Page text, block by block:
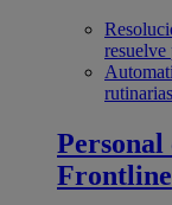
resuelve
rutinarias
Personal
Frontline